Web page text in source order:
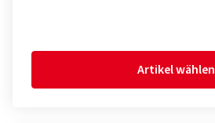
Artikel wählen